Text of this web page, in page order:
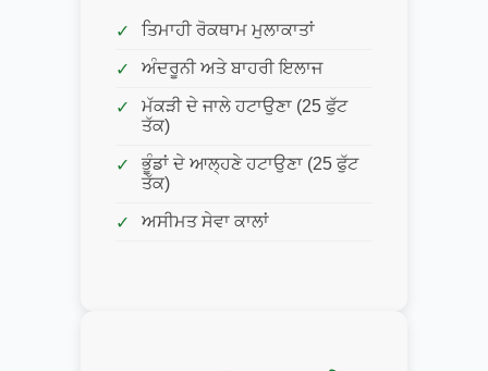
ਤਿਮਾਹੀ ਰੋਕਥਾਮ ਮੁਲਾਕਾਤਾਂ
ਅੰਦਰੂਨੀ ਅਤੇ ਬਾਹਰੀ ਇਲਾਜ
ਮੱਕੜੀ ਦੇ ਜਾਲੇ ਹਟਾਉਣਾ (25 ਫੁੱਟ
ਤੱਕ)
ਭੂੰਡਾਂ ਦੇ ਆਲ੍ਹਣੇ ਹਟਾਉਣਾ (25 ਫੁੱਟ
ਤੱਕ)
ਅਸੀਮਤ ਸੇਵਾ ਕਾਲਾਂ